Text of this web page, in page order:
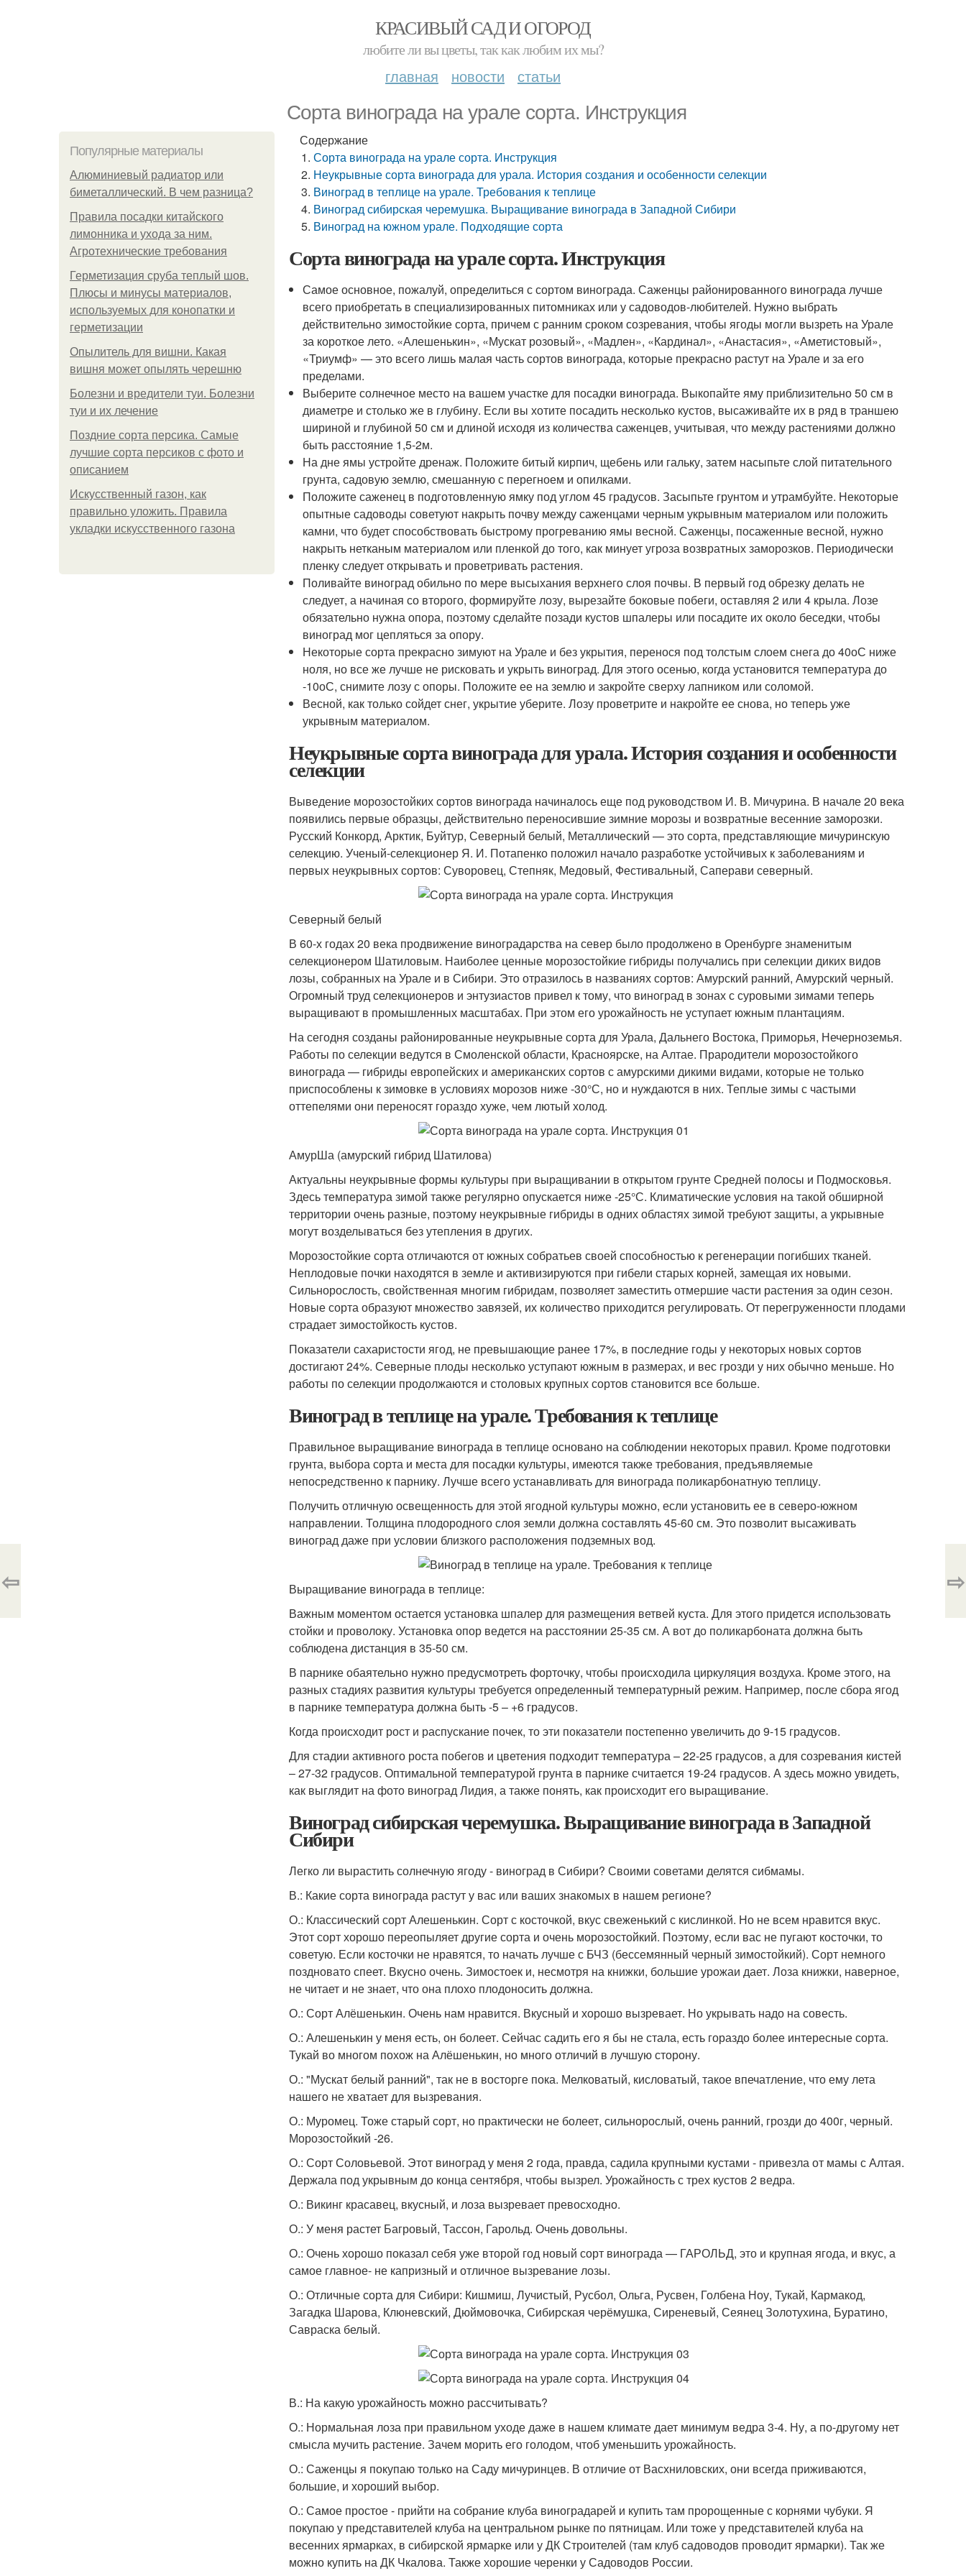
КРАСИВЫЙ САД И ОГОРОД
любите ли вы цветы, так как любим их мы?
главная новости статьи
Сорта винограда на урале сорта. Инструкция
Популярные материалы
Алюминиевый радиатор или
биметаллический. В чем разница?
Правила посадки китайского
лимонника и ухода за ним.
Агротехнические требования
Герметизация сруба теплый шов.
Плюсы и минусы материалов,
используемых для конопатки и
герметизации
Опылитель для вишни. Какая
вишня может опылять черешню
Болезни и вредители туи. Болезни
туи и их лечение
Поздние сорта персика. Самые
лучшие сорта персиков с фото и
описанием
Искусственный газон, как
правильно уложить. Правила
укладки искусственного газона
Содержание
Сорта винограда на урале сорта. Инструкция
Неукрывные сорта винограда для урала. История создания и особенности селекции
Виноград в теплице на урале. Требования к теплице
Виноград сибирская черемушка. Выращивание винограда в Западной Сибири
Виноград на южном урале. Подходящие сорта
Сорта винограда на урале сорта. Инструкция
Самое основное, пожалуй, определиться с сортом винограда. Саженцы районированного винограда лучше
всего приобретать в специализированных питомниках или у садоводов-любителей. Нужно выбрать
действительно зимостойкие сорта, причем с ранним сроком созревания, чтобы ягоды могли вызреть на Урале
за короткое лето. «Алешенькин», «Мускат розовый», «Мадлен», «Кардинал», «Анастасия», «Аметистовый»,
«Триумф» — это всего лишь малая часть сортов винограда, которые прекрасно растут на Урале и за его
пределами.
Выберите солнечное место на вашем участке для посадки винограда. Выкопайте яму приблизительно 50 см в
диаметре и столько же в глубину. Если вы хотите посадить несколько кустов, высаживайте их в ряд в траншею
шириной и глубиной 50 см и длиной исходя из количества саженцев, учитывая, что между растениями должно
быть расстояние 1,5-2м.
На дне ямы устройте дренаж. Положите битый кирпич, щебень или гальку, затем насыпьте слой питательного
грунта, садовую землю, смешанную с перегноем и опилками.
Положите саженец в подготовленную ямку под углом 45 градусов. Засыпьте грунтом и утрамбуйте. Некоторые
опытные садоводы советуют накрыть почву между саженцами черным укрывным материалом или положить
камни, что будет способствовать быстрому прогреванию ямы весной. Саженцы, посаженные весной, нужно
накрыть нетканым материалом или пленкой до того, как минует угроза возвратных заморозков. Периодически
пленку следует открывать и проветривать растения.
Поливайте виноград обильно по мере высыхания верхнего слоя почвы. В первый год обрезку делать не
следует, а начиная со второго, формируйте лозу, вырезайте боковые побеги, оставляя 2 или 4 крыла. Лозе
обязательно нужна опора, поэтому сделайте позади кустов шпалеры или посадите их около беседки, чтобы
виноград мог цепляться за опору.
Некоторые сорта прекрасно зимуют на Урале и без укрытия, перенося под толстым слоем снега до 40оС ниже
ноля, но все же лучше не рисковать и укрыть виноград. Для этого осенью, когда установится температура до
-10оС, снимите лозу с опоры. Положите ее на землю и закройте сверху лапником или соломой.
Весной, как только сойдет снег, укрытие уберите. Лозу проветрите и накройте ее снова, но теперь уже
укрывным материалом.
Неукрывные сорта винограда для урала. История создания и особенности
селекции
Выведение морозостойких сортов винограда начиналось еще под руководством И. В. Мичурина. В начале 20 века
появились первые образцы, действительно переносившие зимние морозы и возвратные весенние заморозки.
Русский Конкорд, Арктик, Буйтур, Северный белый, Металлический — это сорта, представляющие мичуринскую
селекцию. Ученый-селекционер Я. И. Потапенко положил начало разработке устойчивых к заболеваниям и
первых неукрывных сортов: Суворовец, Степняк, Медовый, Фестивальный, Саперави северный.
Северный белый
В 60-х годах 20 века продвижение виноградарства на север было продолжено в Оренбурге знаменитым
селекционером Шатиловым. Наиболее ценные морозостойкие гибриды получались при селекции диких видов
лозы, собранных на Урале и в Сибири. Это отразилось в названиях сортов: Амурский ранний, Амурский черный.
Огромный труд селекционеров и энтузиастов привел к тому, что виноград в зонах с суровыми зимами теперь
выращивают в промышленных масштабах. При этом его урожайность не уступает южным плантациям.
На сегодня созданы районированные неукрывные сорта для Урала, Дальнего Востока, Приморья, Нечерноземья.
Работы по селекции ведутся в Смоленской области, Красноярске, на Алтае. Прародители морозостойкого
винограда — гибриды европейских и американских сортов с амурскими дикими видами, которые не только
приспособлены к зимовке в условиях морозов ниже -30°С, но и нуждаются в них. Теплые зимы с частыми
оттепелями они переносят гораздо хуже, чем лютый холод.
АмурШа (амурский гибрид Шатилова)
Актуальны неукрывные формы культуры при выращивании в открытом грунте Средней полосы и Подмосковья.
Здесь температура зимой также регулярно опускается ниже -25°С. Климатические условия на такой обширной
территории очень разные, поэтому неукрывные гибриды в одних областях зимой требуют защиты, а укрывные
могут возделываться без утепления в других.
Морозостойкие сорта отличаются от южных собратьев своей способностью к регенерации погибших тканей.
Неплодовые почки находятся в земле и активизируются при гибели старых корней, замещая их новыми.
Сильнорослость, свойственная многим гибридам, позволяет заместить отмершие части растения за один сезон.
Новые сорта образуют множество завязей, их количество приходится регулировать. От перегруженности плодами
страдает зимостойкость кустов.
Показатели сахаристости ягод, не превышающие ранее 17%, в последние годы у некоторых новых сортов
достигают 24%. Северные плоды несколько уступают южным в размерах, и вес грозди у них обычно меньше. Но
работы по селекции продолжаются и столовых крупных сортов становится все больше.
Виноград в теплице на урале. Требования к теплице
Правильное выращивание винограда в теплице основано на соблюдении некоторых правил. Кроме подготовки
грунта, выбора сорта и места для посадки культуры, имеются также требования, предъявляемые
непосредственно к парнику. Лучше всего устанавливать для винограда поликарбонатную теплицу.
Получить отличную освещенность для этой ягодной культуры можно, если установить ее в северо-южном
направлении. Толщина плодородного слоя земли должна составлять 45-60 см. Это позволит высаживать
виноград даже при условии близкого расположения подземных вод.
Выращивание винограда в теплице:
Важным моментом остается установка шпалер для размещения ветвей куста. Для этого придется использовать
стойки и проволоку. Установка опор ведется на расстоянии 25-35 см. А вот до поликарбоната должна быть
соблюдена дистанция в 35-50 см.
В парнике обаятельно нужно предусмотреть форточку, чтобы происходила циркуляция воздуха. Кроме этого, на
разных стадиях развития культуры требуется определенный температурный режим. Например, после сбора ягод
в парнике температура должна быть -5 – +6 градусов.
Когда происходит рост и распускание почек, то эти показатели постепенно увеличить до 9-15 градусов.
Для стадии активного роста побегов и цветения подходит температура – 22-25 градусов, а для созревания кистей
– 27-32 градусов. Оптимальной температурой грунта в парнике считается 19-24 градусов. А здесь можно увидеть,
как выглядит на фото виноград Лидия, а также понять, как происходит его выращивание.
Виноград сибирская черемушка. Выращивание винограда в Западной
Сибири
Легко ли вырастить солнечную ягоду - виноград в Сибири? Своими советами делятся сибмамы.
В.: Какие сорта винограда растут у вас или ваших знакомых в нашем регионе?
О.: Классический сорт Алешенькин. Сорт с косточкой, вкус свеженький с кислинкой. Но не всем нравится вкус.
Этот сорт хорошо переопыляет другие сорта и очень морозостойкий. Поэтому, если вас не пугают косточки, то
советую. Если косточки не нравятся, то начать лучше с БЧЗ (бессемянный черный зимостойкий). Сорт немного
поздновато спеет. Вкусно очень. Зимостоек и, несмотря на книжки, большие урожаи дает. Лоза книжки, наверное,
не читает и не знает, что она плохо плодоносить должна.
О.: Сорт Алёшенькин. Очень нам нравится. Вкусный и хорошо вызревает. Но укрывать надо на совесть.
О.: Алешенькин у меня есть, он болеет. Сейчас садить его я бы не стала, есть гораздо более интересные сорта.
Тукай во многом похож на Алёшенькин, но много отличий в лучшую сторону.
О.: "Мускат белый ранний", так не в восторге пока. Мелковатый, кисловатый, такое впечатление, что ему лета
нашего не хватает для вызревания.
О.: Муромец. Тоже старый сорт, но практически не болеет, сильнорослый, очень ранний, грозди до 400г, черный.
Морозостойкий -26.
О.: Сорт Соловьевой. Этот виноград у меня 2 года, правда, садила крупными кустами - привезла от мамы с Алтая.
Держала под укрывным до конца сентября, чтобы вызрел. Урожайность с трех кустов 2 ведра.
О.: Викинг красавец, вкусный, и лоза вызревает превосходно.
О.: У меня растет Багровый, Тассон, Гарольд. Очень довольны.
О.: Очень хорошо показал себя уже второй год новый сорт винограда — ГАРОЛЬД, это и крупная ягода, и вкус, а
самое главное- не капризный и отличное вызревание лозы.
О.: Отличные сорта для Сибири: Кишмиш, Лучистый, Русбол, Ольга, Русвен, Голбена Ноу, Тукай, Кармакод,
Загадка Шарова, Клюневский, Дюймовочка, Сибирская черёмушка, Сиреневый, Сеянец Золотухина, Буратино,
Савраска белый.
В.: На какую урожайность можно рассчитывать?
О.: Нормальная лоза при правильном уходе даже в нашем климате дает минимум ведра 3-4. Ну, а по-другому нет
смысла мучить растение. Зачем морить его голодом, чтоб уменьшить урожайность.
О.: Саженцы я покупаю только на Саду мичуринцев. В отличие от Васхниловских, они всегда приживаются,
большие, и хороший выбор.
О.: Самое простое - прийти на собрание клуба виноградарей и купить там пророщенные с корнями чубуки. Я
покупаю у представителей клуба на центральном рынке по пятницам. Или тоже у представителей клуба на
весенних ярмарках, в сибирской ярмарке или у ДК Строителей (там клуб садоводов проводит ярмарки). Так же
можно купить на ДК Чкалова. Также хорошие черенки у Садоводов России.
⇦ ⇨